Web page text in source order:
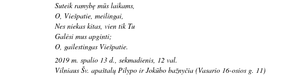
Suteik ramybę mūs laikams,
O, Viešpatie, meilingai,
Nes niekas kitas, vien tik Tu
Galėsi mus apginti;
O, gailestingas Viešpatie.
2019 m. spalio 13 d., sekmadienis, 12 val.
Vilniaus Šv. apaštalų Pilypo ir Jokūbo bažnyčia (Vasario 16-osios g. 11)